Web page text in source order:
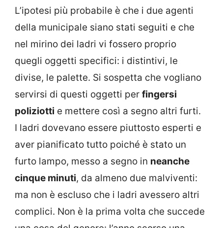
L’ipotesi più probabile è che i due agenti
della municipale siano stati seguiti e che
nel mirino dei ladri vi fossero proprio
quegli oggetti specifici: i distintivi, le
divise, le palette. Si sospetta che vogliano
servirsi di questi oggetti per fingersi
poliziotti e mettere così a segno altri furti.
I ladri dovevano essere piuttosto esperti e
aver pianificato tutto poiché è stato un
furto lampo, messo a segno in neanche
cinque minuti, da almeno due malviventi:
ma non è escluso che i ladri avessero altri
complici. Non è la prima volta che succede